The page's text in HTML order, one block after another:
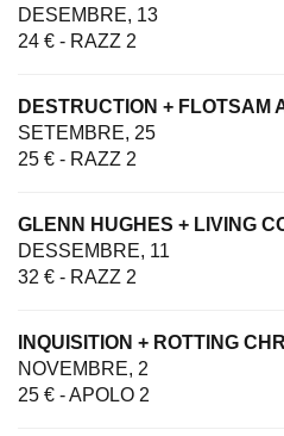
DESEMBRE, 13
24 € - RAZZ 2
DESTRUCTION + FLOTSAM
SETEMBRE, 25
25 € - RAZZ 2
GLENN HUGHES + LIVING
DESSEMBRE, 11
32 € - RAZZ 2
INQUISITION + ROTTING
NOVEMBRE, 2
25 € - APOLO 2